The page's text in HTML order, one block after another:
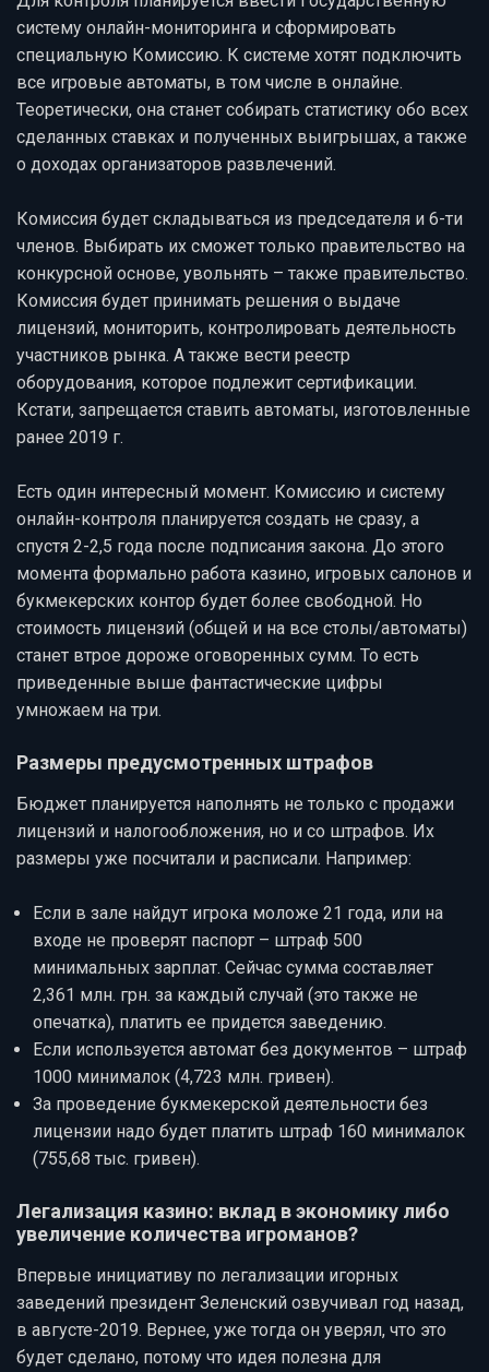
систему онлайн-мониторинга и сформировать
специальную Комиссию. К системе хотят подключить
все игровые автоматы, в том числе в онлайне.
Теоретически, она станет собирать статистику обо всех
сделанных ставках и полученных выигрышах, а также
о доходах организаторов развлечений.
Комиссия будет складываться из председателя и 6-ти
членов. Выбирать их сможет только правительство на
конкурсной основе, увольнять – также правительство.
Комиссия будет принимать решения о выдаче
лицензий, мониторить, контролировать деятельность
участников рынка. А также вести реестр
оборудования, которое подлежит сертификации.
Кстати, запрещается ставить автоматы, изготовленные
ранее 2019 г.
Есть один интересный момент. Комиссию и систему
онлайн-контроля планируется создать не сразу, а
спустя 2-2,5 года после подписания закона. До этого
момента формально работа казино, игровых салонов и
букмекерских контор будет более свободной. Но
стоимость лицензий (общей и на все столы/автоматы)
станет втрое дороже оговоренных сумм. То есть
приведенные выше фантастические цифры
умножаем на три.
Размеры предусмотренных штрафов
Бюджет планируется наполнять не только с продажи
лицензий и налогообложения, но и со штрафов. Их
размеры уже посчитали и расписали. Например:
Если в зале найдут игрока моложе 21 года, или на
входе не проверят паспорт – штраф 500
минимальных зарплат. Сейчас сумма составляет
2,361 млн. грн. за каждый случай (это также не
опечатка), платить ее придется заведению.
Если используется автомат без документов – штраф
1000 минималок (4,723 млн. гривен).
За проведение букмекерской деятельности без
лицензии надо будет платить штраф 160 минималок
(755,68 тыс. гривен).
Легализация казино: вклад в экономику либо
увеличение количества игроманов?
Впервые инициативу по легализации игорных
заведений президент Зеленский озвучивал год назад,
в августе-2019. Вернее, уже тогда он уверял, что это
будет сделано, потому что идея полезна для